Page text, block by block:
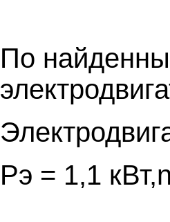
По
Pэ = 1,1